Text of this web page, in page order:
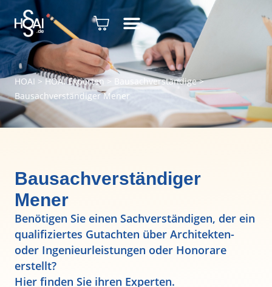
HOAI > HOAI Experten> Bausachverständige>
Bausachverständiger Mener
Bausachverständiger
Mener
Benötigen Sie einen Sachverständigen, der ein
qualifiziertes Gutachten über Architekten-
oder Ingenieurleistungen oder Honorare
erstellt?
Hier finden Sie ihren Experten.